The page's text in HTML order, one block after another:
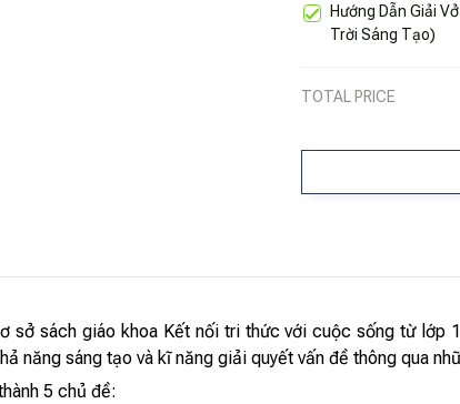
Hướng Dẫn Giải
Trời Sáng Tạo)
TOTAL PRICE
sở sách giáo khoa Kết nối tri thức với cuộc sống từ lớp
năng sáng tạo và kĩ năng giải quyết vấn đề thông qua
5 chủ đề: